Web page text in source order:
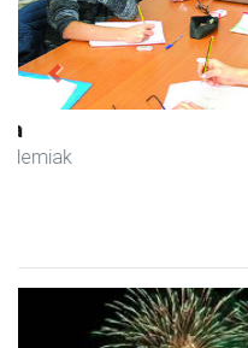
Andoaingo Udala
Andoain
Previous